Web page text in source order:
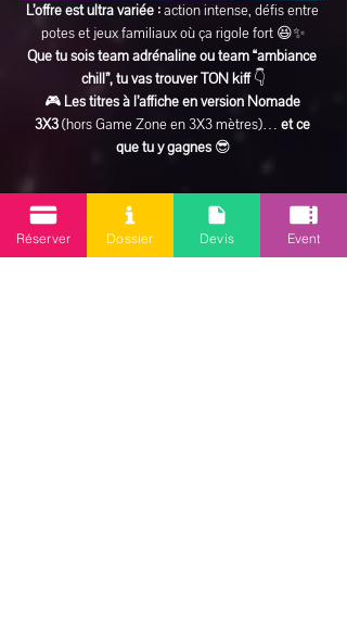
L’offre est ultra variée : action intense, défis entre
potes et jeux familiaux où ça rigole fort 😆✨
Que tu sois team adrénaline ou team “ambiance
chill”, tu vas trouver TON kiff 👇
🎮 Les titres à l’affiche en version Nomade
3X3 (hors Game Zone en 3X3 mètres)… et ce
que tu y gagnes 😎
En lire plus >
Réserver Dossier Devis Event